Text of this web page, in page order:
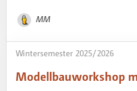
MM
Wintersemester 2025 / 2026
Modellbauworkshop